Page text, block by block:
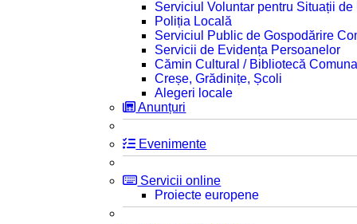
Serviciul Voluntar pentru Situații de
Poliția Locală
Serviciul Public de Gospodărire
Servicii de Evidența Persoanelor
Cămin Cultural / Bibliotecă
Creșe, Grădinițe, Școli
Alegeri locale
Anunțuri
Evenimente
Servicii online
Proiecte europene